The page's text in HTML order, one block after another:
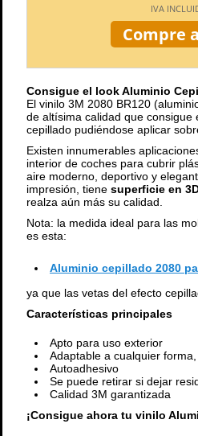
IVA
Compre
Consigue el look Aluminio
El vinilo 3M 2080 BR120
de altísima calidad que consigue
cepillado pudiéndose aplicar
Existen innumerables
interior de coches para cubrir
aire moderno, deportivo y
impresión, tiene superficie en
realza aún más su calidad.
Nota: la medida ideal para las
es esta:
Aluminio cepillado 2080
ya que las vetas del efecto
Características principales
Apto para uso exterior
Adaptable a cualquier
Autoadhesivo
Se puede retirar si dejar
Calidad 3M garantizada
¡Consigue ahora tu vinilo